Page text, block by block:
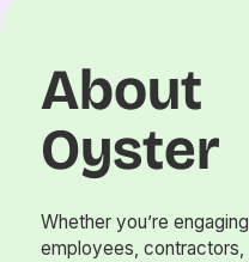
About
Oyster
Whether you’re engaging
employees, contractors,